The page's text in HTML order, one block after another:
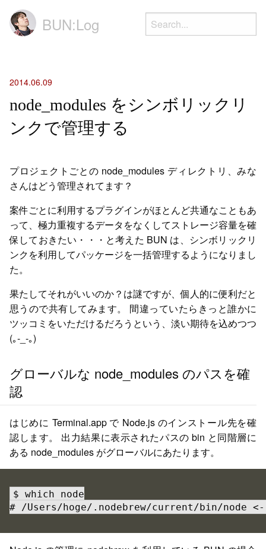
BUN:Log
2014.06.09
node_modules をシンボリックリ
ンクで管理する
プロジェクトごとの node_modules ディレクトリ、みな
さんはどう管理されてます？
案件ごとに利用するプラグインがほとんど共通なこともあ
って、極力重複するデータをなくしてストレージ容量を確
保しておきたい・・・と考えた BUN は、シンボリックリ
ンクを利用してパッケージを一括管理するようになりまし
た。
果たしてそれがいいのか？は謎ですが、個人的に便利だと
思うので共有してみます。
間違っていたらきっと誰かに
ツッコミをいただけるだろうという、淡い期待を込めつつ
(｡-_-｡)
グローバルな node_modules のパスを確
認
はじめに Terminal.app で Node.js のインストール先を確
認します。
出力結果に表示されたパスの bin と同階層に
ある node_modules がグローバルにあたります。
$ which node
# /Users/hoge/.nodebrew/current/bin/node <-